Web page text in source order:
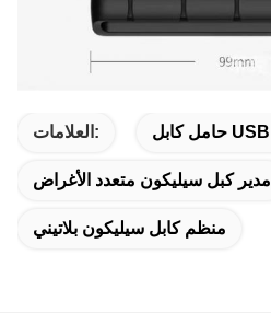
العلامات:
مدير كبل سيليكون متعدد الأغراض
منظم كابل سيليكون بلاتيني